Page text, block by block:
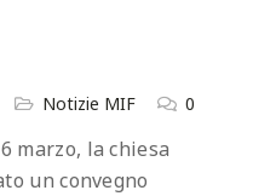
Notizie MIF 0
marzo, la chiesa
un convegno